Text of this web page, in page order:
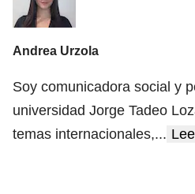
Andrea Urzola
Soy comunicadora social y
universidad Jorge Tadeo
temas internacionales,...